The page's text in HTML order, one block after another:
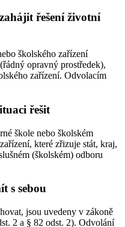
řešení životní
školského zařízení
opravný prostředek),
zařízení. Odvolacím
řešit
škole nebo školském
které zřizuje stát, kraj,
(školském) odboru
s sebou
jsou uvedeny v zákoně
2 a § 82 odst. 2). Odvolání